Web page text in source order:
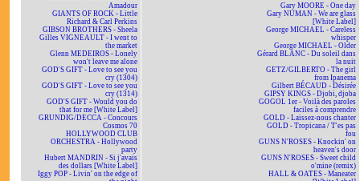
Amadour
GIANTS OF ROCK - Little
Richard & Carl Perkins
GIBSON BROTHERS - Sheela
Gilles VIGNEAULT - I went to
the market
Glenn MEDEIROS - Lonely
won't leave me alone
GOD'S GIFT - Love to see you
cry (1304)
GOD'S GIFT - Love to see you
cry (1314)
GOD'S GIFT - Would you do
that for me [White Label]
GRUNDIG/DECCA - Concours
Cosmos 70
HOLLYWOOD CLUB
ORCHESTRA - Hollywood
party
Hubert MANDRIN - Si j'avais
des dollars [White Label]
Iggy POP - Livin' on the edge of
Gary MOORE - One day
Gary NUMAN - We are glass
[White Label]
George MICHAEL - Careless
whisper
George MICHAEL - Older
Gérard BLANC - Du soleil dans
la nuit
GETZ/GILBERTO - The girl
from Ipanema
Gilbert BÉCAUD - Désirée
GIPSY KINGS - Djobi, djoba
GOGOL 1er - Voilà des paroles
faciles à comprendre
GOLD - Laissez-nous chanter
GOLD - Tropicana / T'es pas
fou
GUNS N'ROSES - Knockin' on
heaven's door
GUNS N'ROSES - Sweet child
o'mine (remix)
HALL & OATES - Maneater